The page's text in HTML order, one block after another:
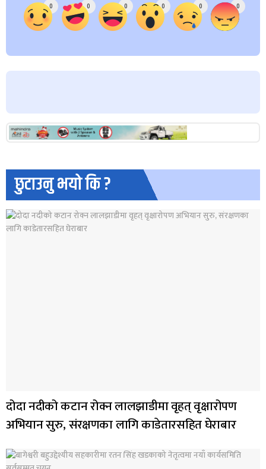
0 0 0 0 0 0
छुटाउनु भयो कि ?
दोदा नदीको कटान रोक्न लालझाडीमा वृहत् वृक्षारोपण
अभियान सुरु, संरक्षणका लागि काडेतारसहित घेराबार